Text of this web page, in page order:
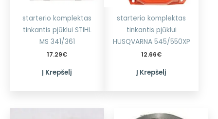
starterio komplektas
tinkantis pjūklui STIHL
MS 341/361
17.29€
Į Krepšelį
starterio komplektas
tinkantis pjūklui
HUSQVARNA 545/550XP
12.66€
Į Krepšelį